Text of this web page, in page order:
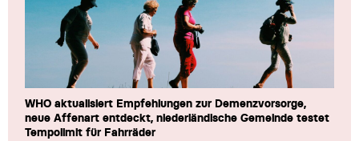
WHO aktualisiert Empfehlungen zur Demenzvorsorge,
neue Affenart entdeckt, niederländische Gemeinde testet
Tempolimit für Fahrräder